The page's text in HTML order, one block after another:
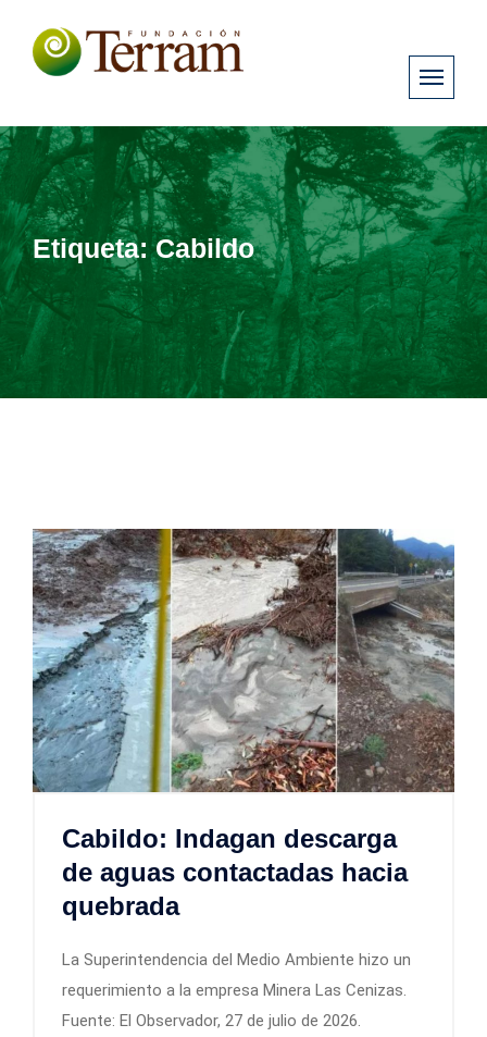
Etiqueta:Cabildo
Cabildo: Indagan descarga
de aguas contactadas hacia
quebrada
La Superintendencia del Medio Ambiente hizo un
requerimiento a la empresa Minera Las Cenizas.
Fuente: El Observador, 27 de julio de 2026.